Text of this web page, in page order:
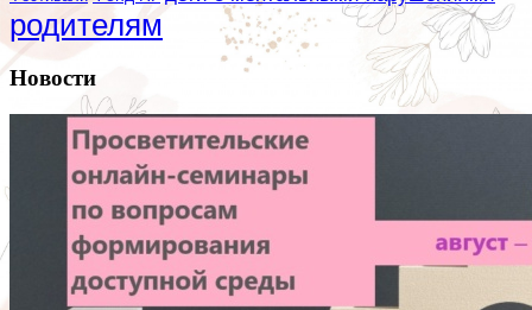
родителям
Новости